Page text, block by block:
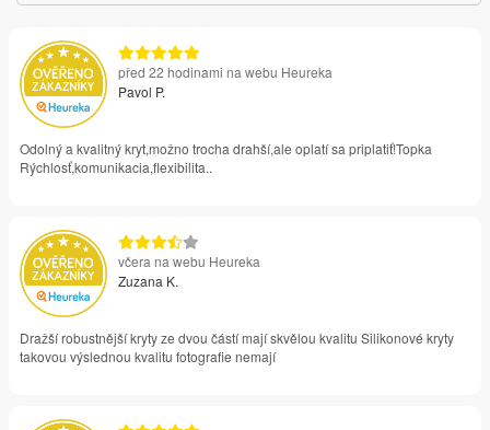
před 22 hodinami na webu Heureka
Pavol P.
Odolný a kvalitný kryt,možno trocha drahší,ale oplatí sa priplatiť!Topka
Rýchlosť,komunikacia,flexibilita..
včera na webu Heureka
Zuzana K.
Dražší robustnější kryty ze dvou částí mají skvělou kvalitu Silikonové kryty
takovou výslednou kvalitu fotografie nemají